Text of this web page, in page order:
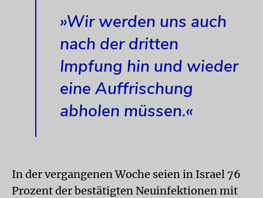
»Wir werden uns auch
nach der dritten
Impfung hin und wieder
eine Auffrischung
abholen müssen.«
In der vergangenen Woche seien in Israel 76
Prozent der bestätigten Neuinfektionen mit